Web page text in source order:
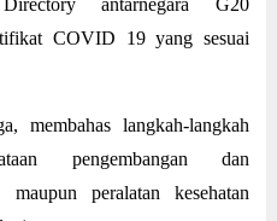
COVID 19 yang sesuai
membahas langkah-langkah
pengembangan dan
peralatan kesehatan